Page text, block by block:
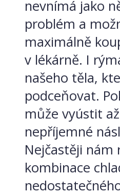
nevnímá jako
problém a
maximálně
v lékárně. I
našeho těla,
podceňovat.
může vyústit
nepříjemné
Nejčastěji
kombinace